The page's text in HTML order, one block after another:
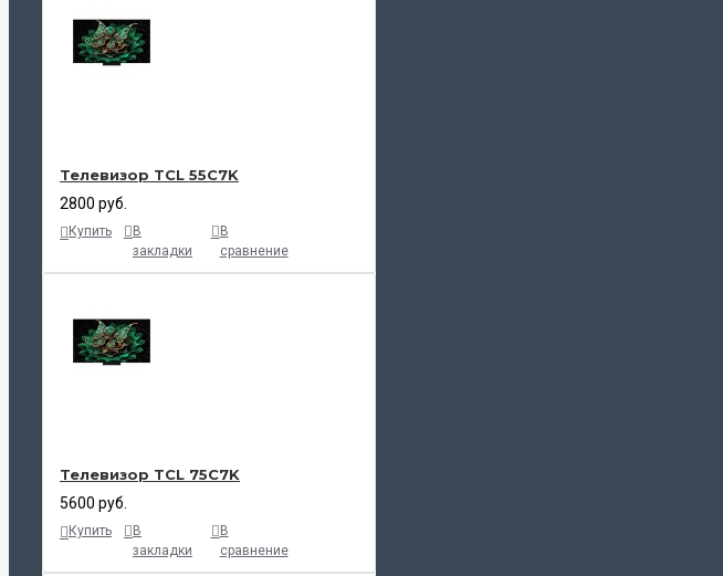
Телевизор TCL 55C7K
2800 руб.
Купить
В
закладки
В
сравнение
Телевизор TCL 75C7K
5600 руб.
Купить
В
закладки
В
сравнение